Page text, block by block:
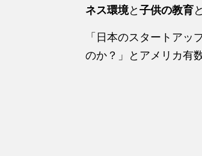
ネス環境と 子供の教育と
「日本のスタートアッ
のか？」とアメリカ有